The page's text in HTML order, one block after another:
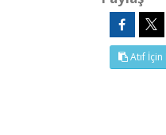
Atıf İçin